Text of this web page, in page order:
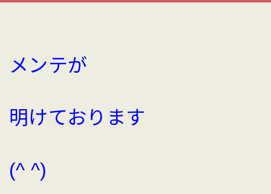
メンテが
明けております
(^ ^)